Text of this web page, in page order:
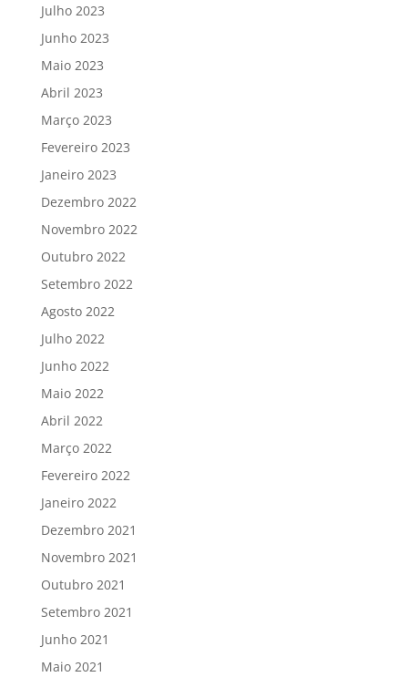
Julho 2023
Junho 2023
Maio 2023
Abril 2023
Março 2023
Fevereiro 2023
Janeiro 2023
Dezembro 2022
Novembro 2022
Outubro 2022
Setembro 2022
Agosto 2022
Julho 2022
Junho 2022
Maio 2022
Abril 2022
Março 2022
Fevereiro 2022
Janeiro 2022
Dezembro 2021
Novembro 2021
Outubro 2021
Setembro 2021
Junho 2021
Maio 2021